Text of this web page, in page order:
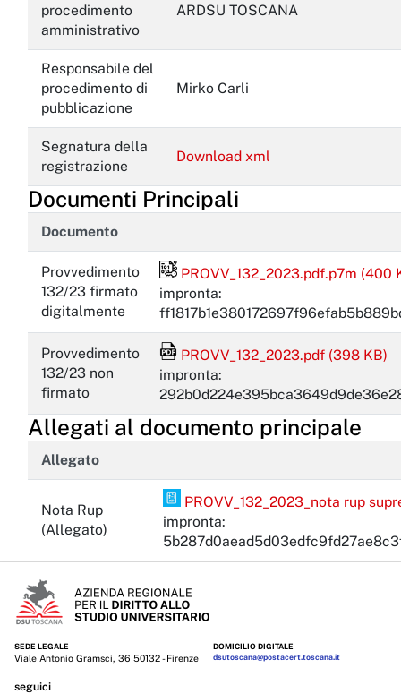
procedimento
amministrativo
ARDSU TOSCANA
Responsabile del
procedimento di
pubblicazione
Mirko Carli
Segnatura della
registrazione
Download xml
Documenti Principali
Documento
Provvedimento
132/23 firmato
digitalmente
File firmato digitalmente
PROVV_132_2023.pdf.p7m (400
impronta:
Provvedimento
132/23 non
firmato
File Acrobat Reader
PROVV_132_2023.pdf (398 KB)
impronta:
Allegati al documento principale
Allegato
Nota Rup
(Allegato)
PDF Pades
PROVV_132_2023_nota rup
impronta:
SEDE LEGALE
Viale Antonio Gramsci, 36 50132 - Firenze
DOMICILIO DIGITALE
dsutoscana@postacert.toscana.it
seguici